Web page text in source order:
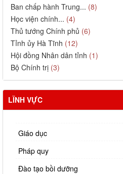
Ban chấp hành Trung... (8)
Học viện chính... (4)
Thủ tướng Chính phủ (6)
Tỉnh ủy Hà Tĩnh (12)
Hội đồng Nhân dân tỉnh (1)
Bộ Chính trị (3)
LĨNH VỰC
Giáo dục
Pháp quy
Đào tạo bồi dưỡng